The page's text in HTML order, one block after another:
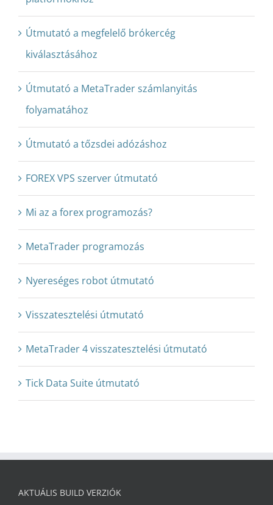
Útmutató a megfelelő brókercég
kiválasztásához
Útmutató a MetaTrader számlanyitás
folyamatához
Útmutató a tőzsdei adózáshoz
FOREX VPS szerver útmutató
Mi az a forex programozás?
MetaTrader programozás
Nyereséges robot útmutató
Visszatesztelési útmutató
MetaTrader 4 visszatesztelési útmutató
Tick Data Suite útmutató
AKTUÁLIS BUILD VERZIÓK